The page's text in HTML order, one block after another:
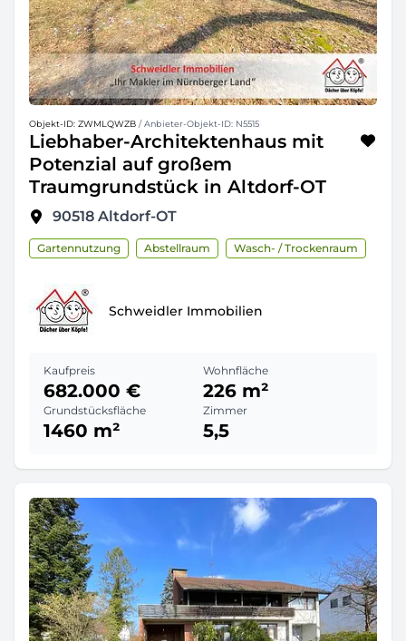
Objekt-ID: ZWMLQWZB / Anbieter-Objekt-ID: N5515
Liebhaber-Architektenhaus mit
Potenzial auf großem
Traumgrundstück in Altdorf-OT
90518 Altdorf-OT
Gartennutzung Abstellraum Wasch- / Trockenraum
Schweidler Immobilien
Kaufpreis
682.000 €
Wohnfläche
226 m²
Grundstücksfläche
1460 m²
Zimmer
5,5